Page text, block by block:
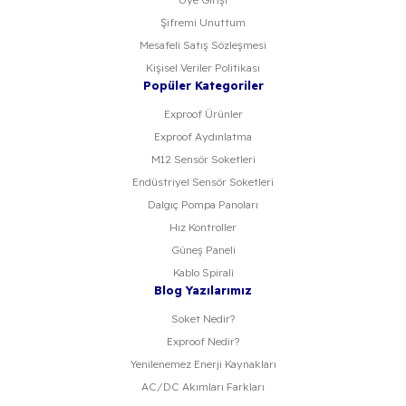
Şifremi Unuttum
Mesafeli Satış Sözleşmesi
Kişisel Veriler Politikası
Popüler Kategoriler
Exproof Ürünler
Exproof Aydınlatma
M12 Sensör Soketleri
Endüstriyel Sensör Soketleri
Dalgıç Pompa Panoları
Hız Kontroller
Güneş Paneli
Kablo Spirali
Blog Yazılarımız
Soket Nedir?
Exproof Nedir?
Yenilenemez Enerji Kaynakları
AC/DC Akımları Farkları